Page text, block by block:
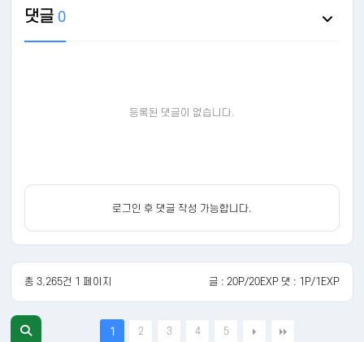
댓글 0
등록된 댓글이 없습니다.
로그인 후 댓글 작성 가능합니다.
총 3,265건 1 페이지 글 : 20P/20EXP 댓 : 1P/1EXP
1 2 3 4 5